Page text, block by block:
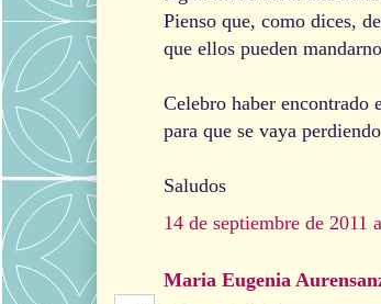
Pienso que, como dices,
que ellos pueden
Celebro haber encontrado
para que se vaya
Saludos
14 de septiembre de 2011
Maria Eugenia